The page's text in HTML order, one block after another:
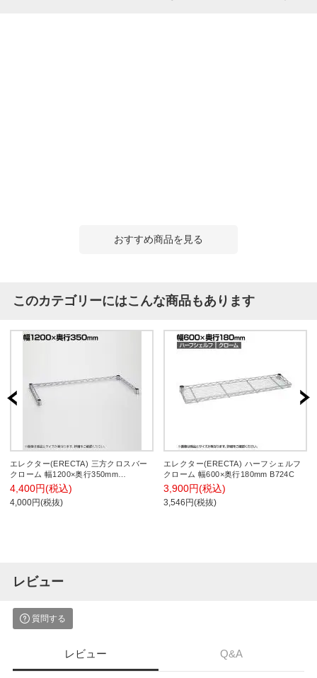
おすすめ商品を見る
このカテゴリーにはこんな商品もあります
エレクター(ERECTA) 三方クロスバー
クローム 幅1200×奥行350mm
B1448TWC
4,400円(税込)
4,000円(税抜)
エレクター(ERECTA) ハーフシェルフ
クローム 幅600×奥行180mm B724C
3,900円(税込)
3,546円(税抜)
レビュー
質問する
レビュー Q&A